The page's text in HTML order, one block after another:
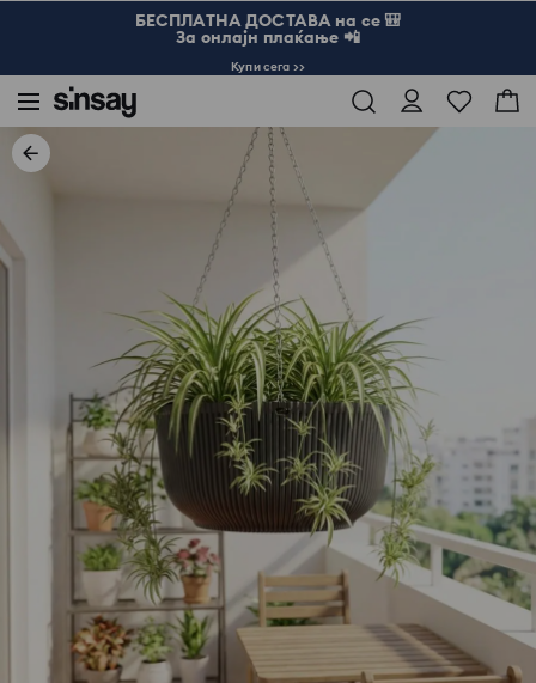
БЕСПЛАТНА ДОСТАВА на се 🎒
За онлајн плаќање 📲
Купи сега >>